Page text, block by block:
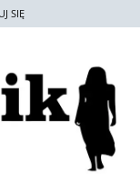
SIĘ